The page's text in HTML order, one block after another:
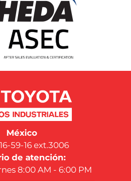
México
59-16 ext.3006
de atención:
8:00 AM - 6:00 PM